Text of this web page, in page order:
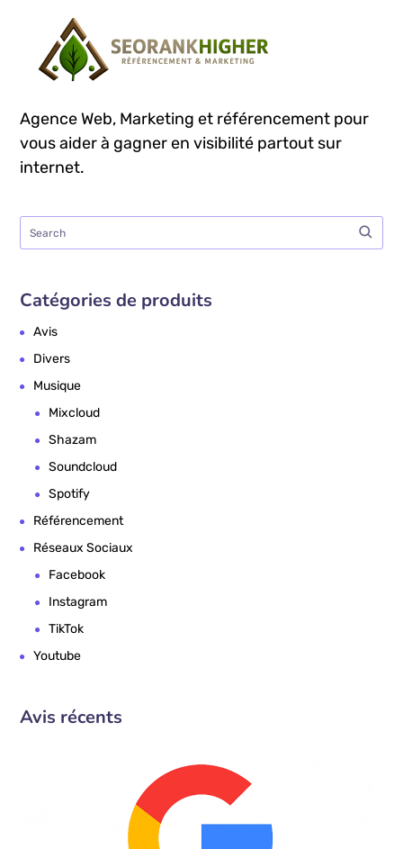
Agence Web, Marketing et référencement pour
vous aider à gagner en visibilité partout sur
internet.
Catégories de produits
Avis
Divers
Musique
Mixcloud
Shazam
Soundcloud
Spotify
Référencement
Réseaux Sociaux
Facebook
Instagram
TikTok
Youtube
Avis récents